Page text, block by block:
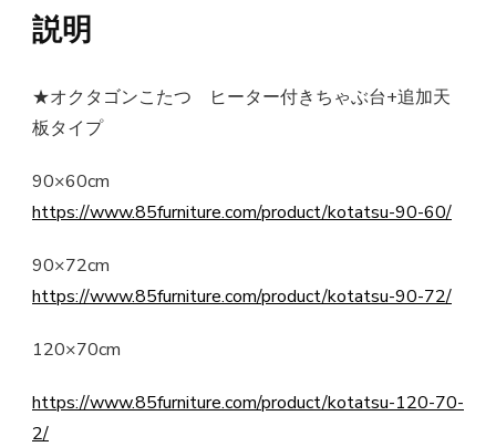
説明
★オクタゴンこたつ ヒーター付きちゃぶ台+追加天
板タイプ
90×60cm
https://www.85furniture.com/product/kotatsu-90-60/
90×72cm
https://www.85furniture.com/product/kotatsu-90-72/
120×70cm
https://www.85furniture.com/product/kotatsu-120-70-
2/